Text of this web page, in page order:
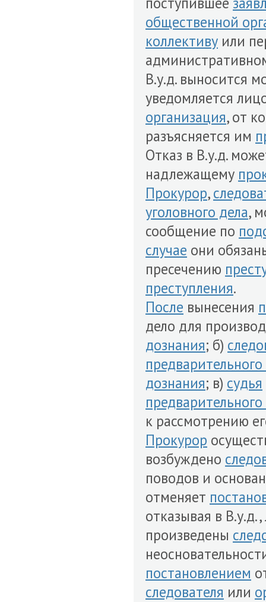
общественной
коллективу или
В.у.д. выносится
уведомляется
организация, от
разъясняется им
Отказ в В.у.д.
надлежащему
Прокурор,
уголовного дела,
сообщение по
случае они
пресечению
преступления.
После вынесения
дело для
дознания; б)
дознания; в) судья
к рассмотрению
Прокурор
возбуждено
поводов и
отменяет
отказывая в
произведены
постановлением
следователя или